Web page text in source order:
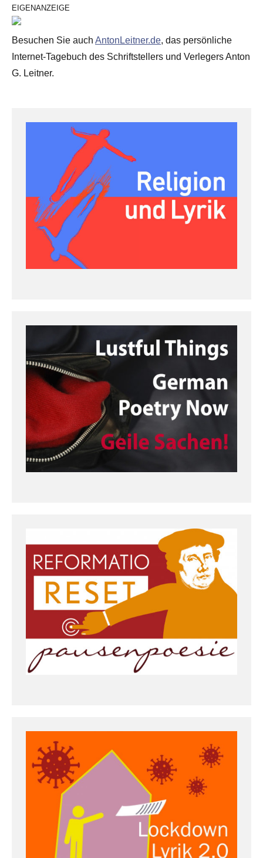
EIGENANZEIGE
Besuchen Sie auch AntonLeitner.de, das persönliche
Internet-Tagebuch des Schriftstellers und Verlegers Anton
G. Leitner.